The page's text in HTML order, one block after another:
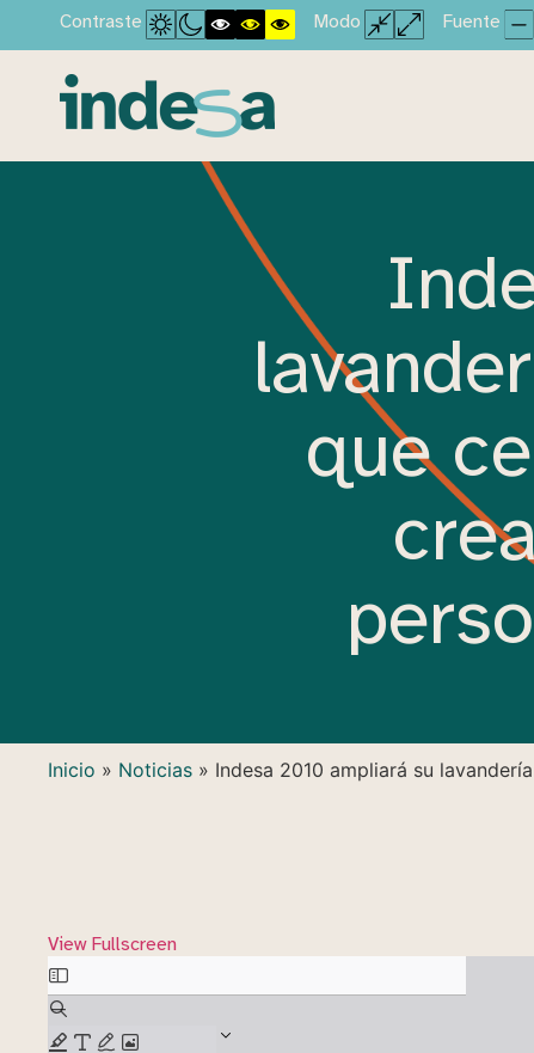
Contraste Modo Fuente
que
Inicio » Noticias » Indesa 2010 ampliará su
View Fullscreen